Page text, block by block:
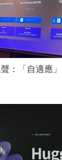
：「自適應